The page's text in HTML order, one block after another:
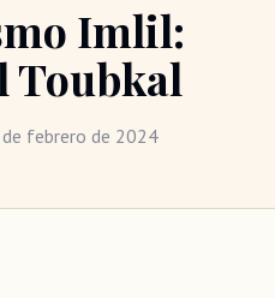
Imlil:
Toubkal
febrero de 2024